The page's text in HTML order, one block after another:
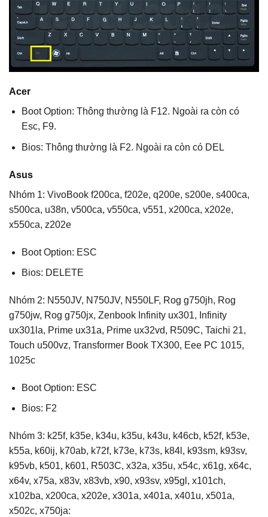
Acer
Boot Option: Thông thường là F12. Ngoài ra còn có
Esc, F9.
Bios: Thông thường là F2. Ngoài ra còn có DEL
Asus
Nhóm 1: VivoBook f200ca, f202e, q200e, s200e, s400ca,
s500ca, u38n, v500ca, v550ca, v551, x200ca, x202e,
x550ca, z202e
Boot Option: ESC
Bios: DELETE
Nhóm 2: N550JV, N750JV, N550LF, Rog g750jh, Rog
g750jw, Rog g750jx, Zenbook Infinity ux301, Infinity
ux301la, Prime ux31a, Prime ux32vd, R509C, Taichi 21,
Touch u500vz, Transformer Book TX300, Eee PC 1015,
1025c
Boot Option: ESC
Bios: F2
Nhóm 3: k25f, k35e, k34u, k35u, k43u, k46cb, k52f, k53e,
k55a, k60ij, k70ab, k72f, k73e, k73s, k84l, k93sm, k93sv,
k95vb, k501, k601, R503C, x32a, x35u, x54c, x61g, x64c,
x64v, x75a, x83v, x83vb, x90, x93sv, x95gl, x101ch,
x102ba, x200ca, x202e, x301a, x401a, x401u, x501a,
x502c, x750ja: